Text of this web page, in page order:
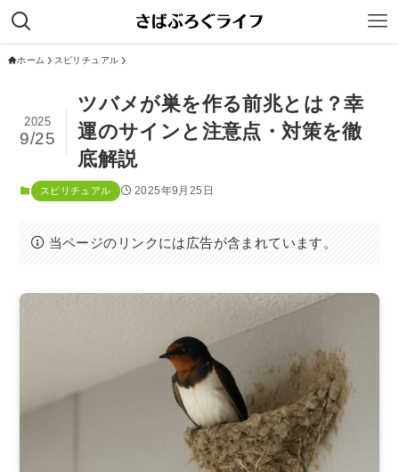
ホーム スピリチュアル
ツバメが巣を作る前兆とは？幸
運のサインと注意点・対策を徹
底解説
2025
9/25
スピリチュアル 2025年9月25日
当ページのリンクには広告が含まれています。